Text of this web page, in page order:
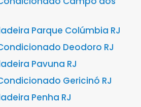
Parque Colúmbia RJ
Deodoro RJ
Pavuna RJ
Gericinó RJ
Penha RJ